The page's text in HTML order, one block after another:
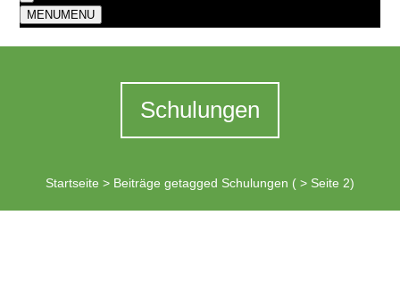
MENUMENU
Schulungen
Startseite > Beiträge getagged Schulungen ( > Seite 2)